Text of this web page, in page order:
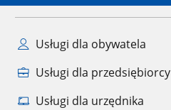
Usługi dla obywatela
Usługi dla przedsiębiorcy
Usługi dla urzędnika